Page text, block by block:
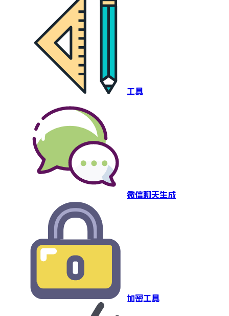
工具
微信聊天生成
加密工具